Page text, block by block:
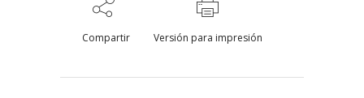
Compartir Versión para impresión